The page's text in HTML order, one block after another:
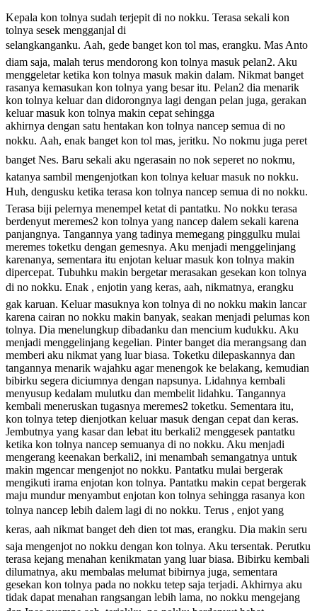
Kepala kon tolnya sudah terjepit di no nokku. Terasa sekali kon
tolnya sesek mengganjal di
selangkanganku. Aah, gede banget kon tol mas, erangku. Mas Anto
diam saja, malah terus mendorong kon tolnya masuk pelan2. Aku
menggeletar ketika kon tolnya masuk makin dalam. Nikmat banget
rasanya kemasukan kon tolnya yang besar itu. Pelan2 dia menarik
kon tolnya keluar dan didorongnya lagi dengan pelan juga, gerakan
keluar masuk kon tolnya makin cepat sehingga
akhirnya dengan satu hentakan kon tolnya nancep semua di no
nokku. Aah, enak banget kon tol mas, jeritku. No nokmu juga peret
banget Nes. Baru sekali aku ngerasain no nok seperet no nokmu,
katanya sambil mengenjotkan kon tolnya keluar masuk no nokku.
Huh, dengusku ketika terasa kon tolnya nancep semua di no nokku.
Terasa biji pelernya menempel ketat di pantatku. No nokku terasa
berdenyut meremes2 kon tolnya yang nancep dalem sekali karena
panjangnya. Tangannya yang tadinya memegang pinggulku mulai
meremes toketku dengan gemesnya. Aku menjadi menggelinjang
karenanya, sementara itu enjotan keluar masuk kon tolnya makin
dipercepat. Tubuhku makin bergetar merasakan gesekan kon tolnya
di no nokku. Enak , enjotin yang keras, aah, nikmatnya, erangku
gak karuan. Keluar masuknya kon tolnya di no nokku makin lancar
karena cairan no nokku makin banyak, seakan menjadi pelumas kon
tolnya. Dia menelungkup dibadanku dan mencium kudukku. Aku
menjadi menggelinjang kegelian. Pinter banget dia merangsang dan
memberi aku nikmat yang luar biasa. Toketku dilepaskannya dan
tangannya menarik wajahku agar menengok ke belakang, kemudian
bibirku segera diciumnya dengan napsunya. Lidahnya kembali
menyusup kedalam mulutku dan membelit lidahku. Tangannya
kembali meneruskan tugasnya meremes2 toketku. Sementara itu,
kon tolnya tetep dienjotkan keluar masuk dengan cepat dan keras.
Jembutnya yang kasar dan lebat itu berkali2 menggesek pantatku
ketika kon tolnya nancep semuanya di no nokku. Aku menjadi
mengerang keenakan berkali2, ini menambah semangatnya untuk
makin mgencar mengenjot no nokku. Pantatku mulai bergerak
mengikuti irama enjotan kon tolnya. Pantatku makin cepat bergerak
maju mundur menyambut enjotan kon tolnya sehingga rasanya kon
tolnya nancep lebih dalem lagi di no nokku. Terus , enjot yang
keras, aah nikmat banget deh dien tot mas, erangku. Dia makin seru
saja mengenjot no nokku dengan kon tolnya. Aku tersentak. Perutku
terasa kejang menahan kenikmatan yang luar biasa. Bibirku kembali
dilumatnya, aku membalas melumat bibirnya juga, sementara
gesekan kon tolnya pada no nokku tetep saja terjadi. Akhirnya aku
tidak dapat menahan rangsangan lebih lama, no nokku mengejang